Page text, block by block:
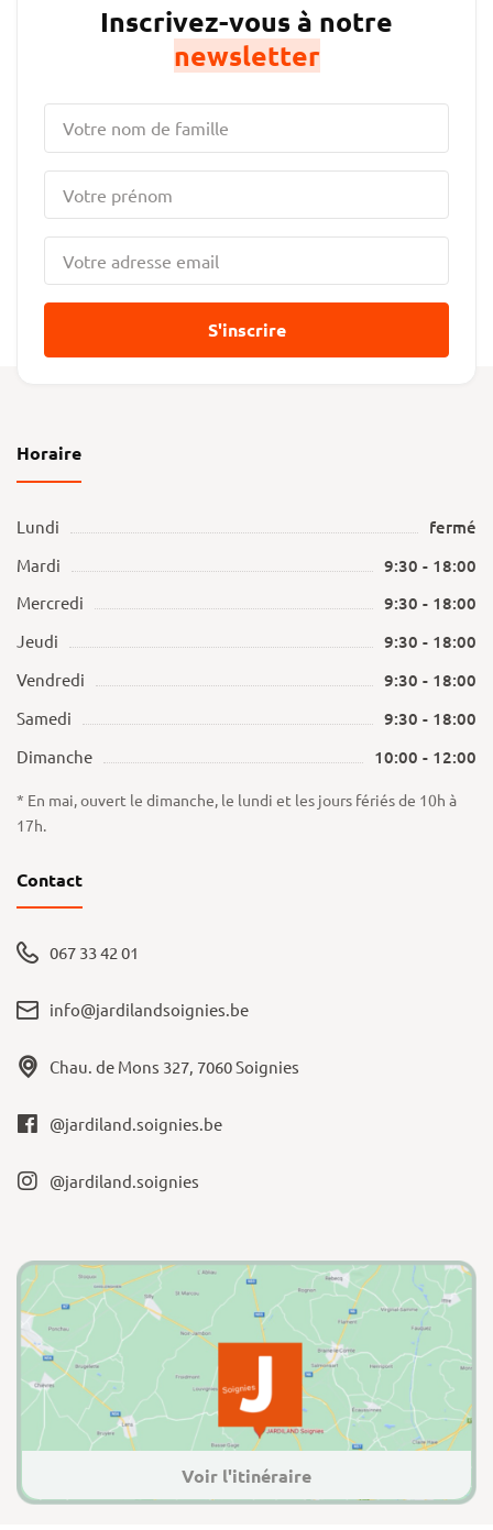
Inscrivez-vous à notre
newsletter
S'inscrire
Horaire
Lundi fermé
Mardi 9:30 - 18:00
Mercredi 9:30 - 18:00
Jeudi 9:30 - 18:00
Vendredi 9:30 - 18:00
Samedi 9:30 - 18:00
Dimanche 10:00 - 12:00
* En mai, ouvert le dimanche, le lundi et les jours fériés de 10h à
17h.
Contact
067 33 42 01
info@jardilandsoignies.be
Chau. de Mons 327, 7060 Soignies
@jardiland.soignies.be
@jardiland.soignies
Voir l'itinéraire